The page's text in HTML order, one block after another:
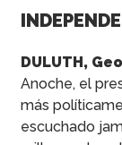
DULUTH,
Anoche, el
más
escuchado